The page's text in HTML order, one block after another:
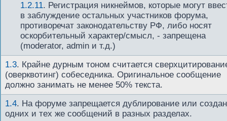
1.2.11. Регистрация никнеймов, которые могут
в заблуждение остальных участников форума,
противоречат законодательству РФ, либо носят
оскорбительный характер/смысл, - запрещена
(moderator, admin и т.д.)
1.3. Крайне дурным тоном считается
(оверквотинг) собеседника. Оригинальное сообщение
должно занимать не менее 50% текста.
1.4. На форуме запрещается дублирование или
одних и тех же сообщений в разных разделах.